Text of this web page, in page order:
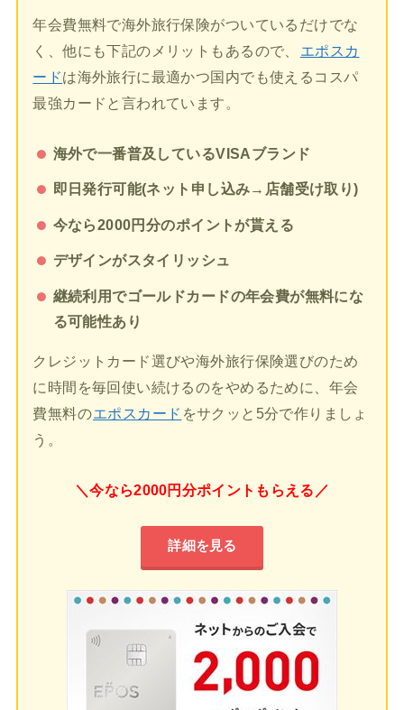
年会費無料で海外旅行保険がついているだけでな
く、他にも下記のメリットもあるので、
エポスカ
ードは海外旅行に最適かつ国内でも使えるコスパ
最強カードと言われています。
海外で一番普及しているVISAブランド
即日発行可能(ネット申し込み→店舗受け取り)
今なら2000円分のポイントが貰える
デザインがスタイリッシュ
継続利用でゴールドカードの年会費が無料にな
る可能性あり
クレジットカード選びや海外旅行保険選びのため
に時間を毎回使い続けるのをやめるために、年会
費無料のエポスカード をサクッと5分で作りましょ
う。
＼今なら2000円分ポイントもらえる／
詳細を見る